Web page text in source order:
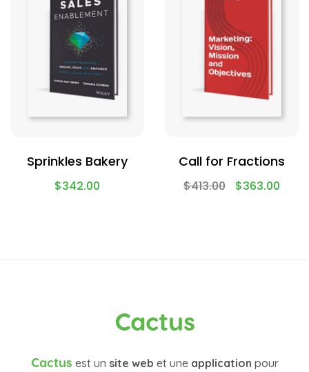
Sprinkles Bakery
$342.00
Call for Fractions
$413.00 $363.00
Cactus
Cactus est un site web et une application pour